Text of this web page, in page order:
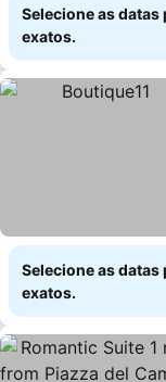
Selecione as
exatos.
Selecione as
exatos.